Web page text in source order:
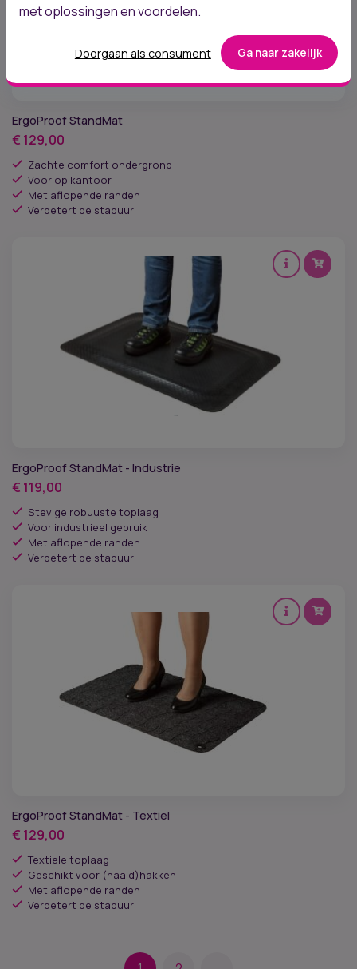
ErgoProof StandMat
€ 129,00
Zachte comfort ondergrond
Voor op kantoor
Met aflopende randen
Verbetert de staduur
ErgoProof StandMat - Industrie
€ 119,00
Stevige robuuste toplaag
Voor industrieel gebruik
Met aflopende randen
Verbetert de staduur
ErgoProof StandMat - Textiel
€ 129,00
Textiele toplaag
Geschikt voor (naald)hakken
Met aflopende randen
Verbetert de staduur
met oplossingen en voordelen.
Doorgaan als consument Ga naar zakelijk